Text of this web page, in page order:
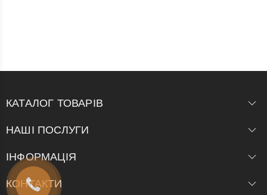
КАТАЛОГ ТОВАРІВ
НАШІ ПОСЛУГИ
ІНФОРМАЦІЯ
КОНТАКТИ